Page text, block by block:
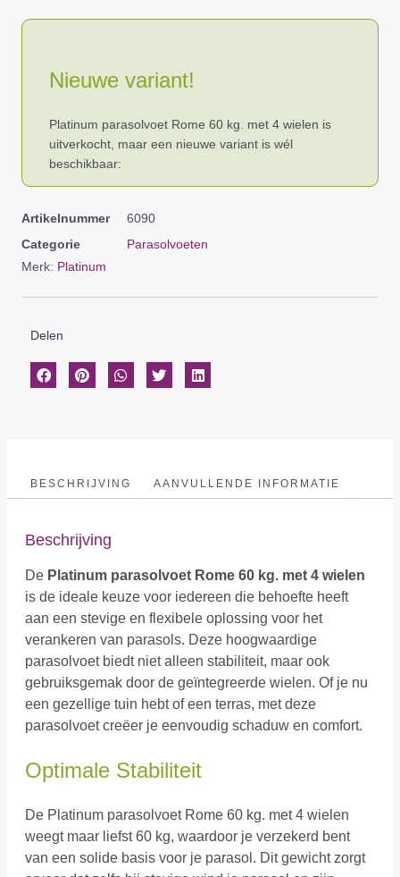
Nieuwe variant!
Platinum parasolvoet Rome 60 kg. met 4 wielen is
uitverkocht, maar een nieuwe variant is wél
beschikbaar:
Artikelnummer
6090
Categorie
Parasolvoeten
Merk: Platinum
Delen
BESCHRIJVING AANVULLENDE INFORMATIE
Beschrijving
De Platinum parasolvoet Rome 60 kg. met 4 wielen
is de ideale keuze voor iedereen die behoefte heeft
aan een stevige en flexibele oplossing voor het
verankeren van parasols. Deze hoogwaardige
parasolvoet biedt niet alleen stabiliteit, maar ook
gebruiksgemak door de geïntegreerde wielen. Of je nu
een gezellige tuin hebt of een terras, met deze
parasolvoet creëer je eenvoudig schaduw en comfort.
Optimale Stabiliteit
De Platinum parasolvoet Rome 60 kg. met 4 wielen
weegt maar liefst 60 kg, waardoor je verzekerd bent
van een solide basis voor je parasol. Dit gewicht zorgt